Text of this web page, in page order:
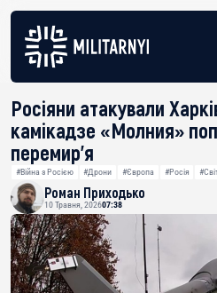
Росіяни атакували
камікадзе «Молния»
перемир’я
#Війна з Росією #Дрони #Європа #Росія
Роман Приходько
10 Травня, 202607:38